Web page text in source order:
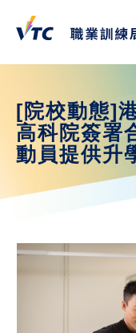
[院校動態]
高科院簽署
動員提供升